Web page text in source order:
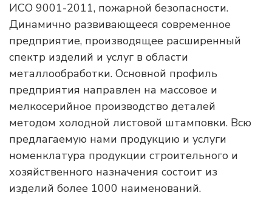
ИСО 9001-2011, пожарной безопасности.
Динамично развивающееся современное
предприятие, производящее расширенный
спектр изделий и услуг в области
металлообработки. Основной профиль
предприятия направлен на массовое и
мелкосерийное производство деталей
методом холодной листовой штамповки. Всю
предлагаемую нами продукцию и услуги
номенклатура продукции строительного и
хозяйственного назначения состоит из
изделий более 1000 наименований.